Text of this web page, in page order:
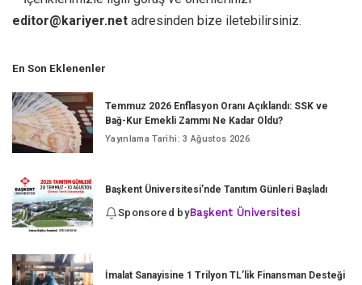
editor@kariyer.net adresinden bize iletebilirsiniz.
En Son Eklenenler
Temmuz 2026 Enflasyon Oranı Açıklandı: SSK ve
Bağ-Kur Emekli Zammı Ne Kadar Oldu?
Yayınlama Tarihi: 3 Ağustos 2026
Başkent Üniversitesi’nde Tanıtım Günleri Başladı
Sponsored byBaşkent Üniversitesi
İmalat Sanayisine 1 Trilyon TL’lik Finansman Desteği